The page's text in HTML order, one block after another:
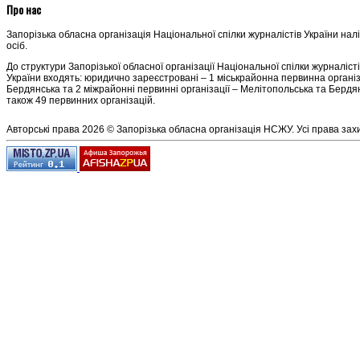
Про нас
Запорізька обласна організація Національної спілки журналістів України
осіб.
До структури Запорізької обласної організації Національної спілки
України входять: юридично зареєстровані – 1 міськрайонна первинна
Бердянська та 2 міжрайонні первинні організації – Мелітопольська та
також 49 первинних організацій.
Авторські права 2026 © Запорізька обласна організація НСЖУ. Усі права